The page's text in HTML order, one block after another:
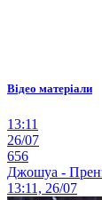
Відео матеріали
13:11
26/07
656
Джошуа -
13:11, 26/07